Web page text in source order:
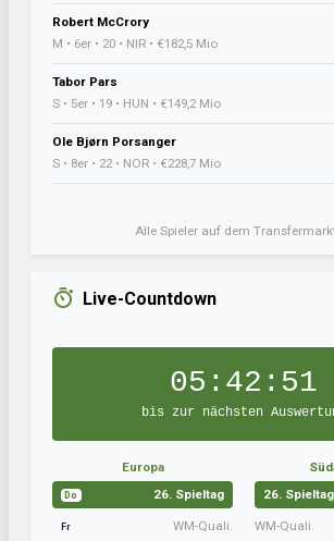
Robert McCrory
M • 6er • 20 • NIR • €182,5 Mio
Tabor Pars
S • 5er • 19 • HUN • €149,2 Mio
Ole Bjørn Porsanger
S • 8er • 22 • NOR • €228,7 Mio
Alle Spieler auf dem
Live-Countdown
05:42:51
bis zur nächsten
Europa
Do 26. Spieltag
Fr WM-Quali.
26. Spieltag
WM-Quali.